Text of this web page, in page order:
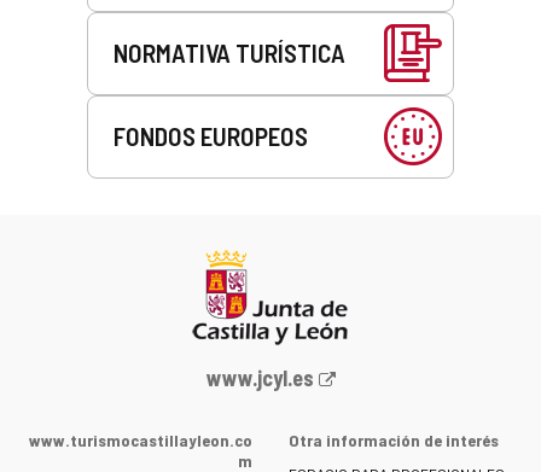
NORMATIVA TURÍSTICA
FONDOS EUROPEOS
Portal
la
www.jcyl.es
www.turismocastillayleon.co
m
Otra información de interés